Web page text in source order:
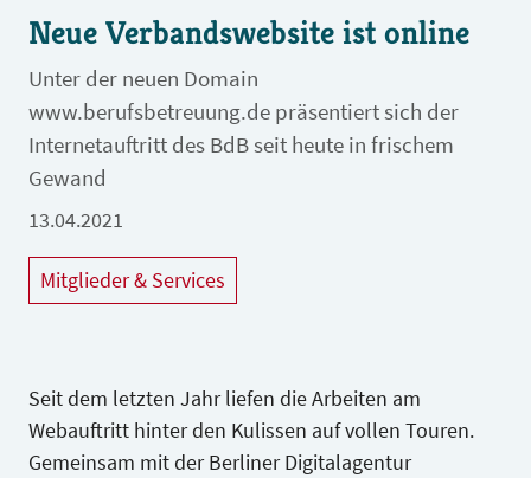
Neue Verbandswebsite ist online
Unter der neuen Domain
www.berufsbetreuung.de präsentiert sich der
Internetauftritt des BdB seit heute in frischem
Gewand
13.04.2021
Mitglieder & Services
Seit dem letzten Jahr liefen die Arbeiten am
Webauftritt hinter den Kulissen auf vollen Touren.
Gemeinsam mit der Berliner Digitalagentur